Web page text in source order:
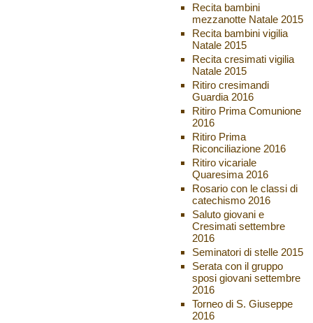
Recita bambini
mezzanotte Natale 2015
Recita bambini vigilia
Natale 2015
Recita cresimati vigilia
Natale 2015
Ritiro cresimandi
Guardia 2016
Ritiro Prima Comunione
2016
Ritiro Prima
Riconciliazione 2016
Ritiro vicariale
Quaresima 2016
Rosario con le classi di
catechismo 2016
Saluto giovani e
Cresimati settembre
2016
Seminatori di stelle 2015
Serata con il gruppo
sposi giovani settembre
2016
Torneo di S. Giuseppe
2016